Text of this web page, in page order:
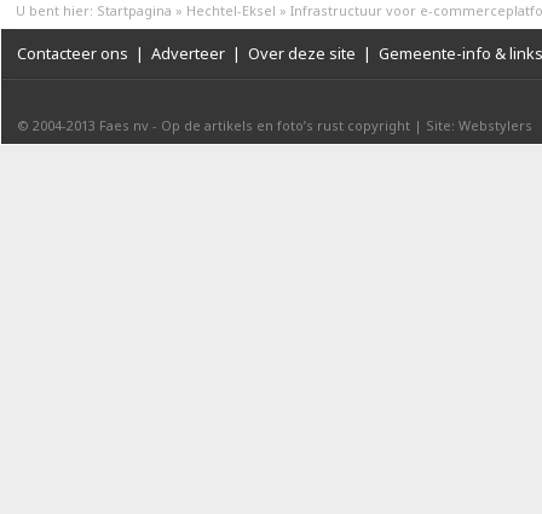
U bent hier: Startpagina » Hechtel-Eksel » Infrastructuur voor e-
Contacteer ons | Adverteer | Over deze site | Gemeente-info & links
© 2004-2013 Faes nv - Op de artikels en foto’s rust copyright | Site: Webstylers